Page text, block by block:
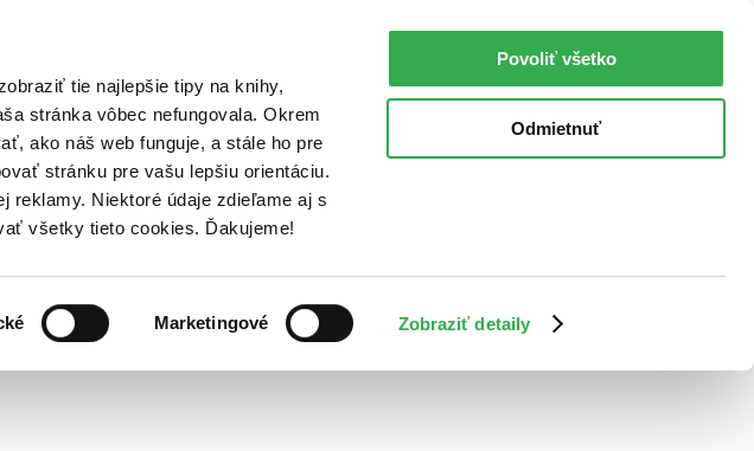
tie najlepšie tipy na knihy,
stránka vôbec nefungovala. Okrem
ako náš web funguje, a stále ho pre
stránku pre vašu lepšiu orientáciu.
reklamy. Niektoré údaje zdieľame aj s
všetky tieto cookies. Ďakujeme!
Marketingové Zobraziť detaily
Povoliť všetko
Odmietnuť